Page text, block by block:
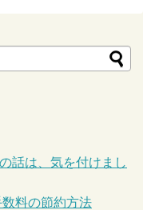
話は、気を付けまし
料の節約方法